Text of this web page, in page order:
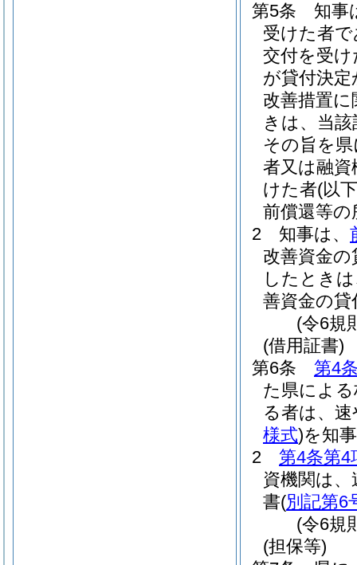
第5条
知事
受けた者
交付を受
が貸付決
改善措置
きは、当
その旨を
者又は融
けた者(以
前償還等
2
知事は、
改善資金
したとき
善資金の
(令6規
(借用証書)
第6条
第4
た県によ
る者は、
様式)を知
2
第4条第4
資機関は
書(別記第6
(令6規
(担保等)